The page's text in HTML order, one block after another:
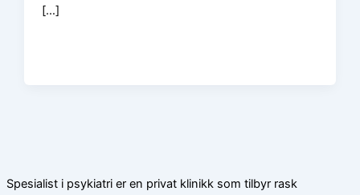
[…]
Spesialist i psykiatri er en privat klinikk som tilbyr rask